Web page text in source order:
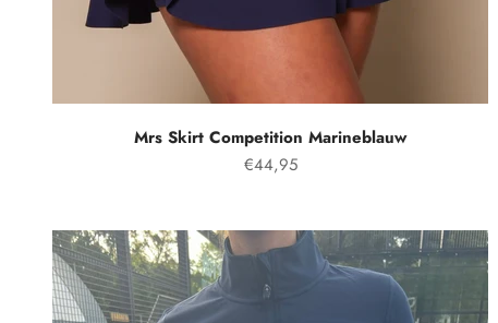
Mrs Skirt Competition Marineblauw
Prezzo speciale
€44,95